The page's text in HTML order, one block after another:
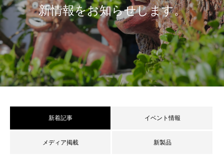
新情報をお知らせします。
新着記事 イベント情報
メディア掲載 新製品